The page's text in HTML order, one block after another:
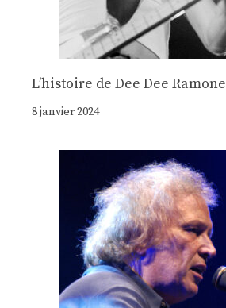
Lʼhistoire de Dee Dee Ramone
8 janvier 2024